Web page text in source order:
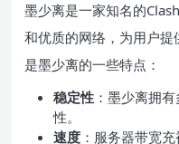
墨少离是一家知名的
和优质的网络，为用户
是墨少离的一些特点：
稳定性 ：墨少离拥
性。
速度 ：服务器带宽